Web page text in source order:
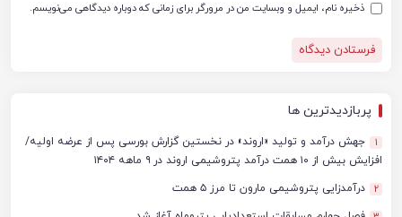
ذخیره نام، ایمیل و وبسایت من در مرورگر برای زمانی که دوباره دیدگاهی می‌نویسم.
پربازدیدترین ها
1
جهش درآمد و تولید «اروند» در نخستین گزارش بورسی پس از عرضه اولیه/
افزایش بیش از ۱۰ همت درآمد پتروشیمی اروند در ۹ ماهه ۱۴۰۴
2 درآمدزایی پتروشیمی مارون تا مرز ۵ همت